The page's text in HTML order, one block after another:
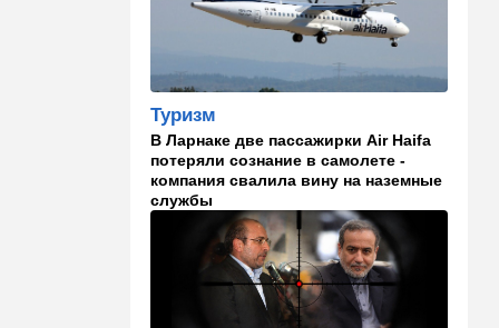
Мнения
Найдено некоторое решение
09:46 Новости Украины
605 дронов за ночь: в
Ярославле горит НПЗ,
пожары в Тверской и
Курской областях
В мире
Муравейник без самцов и
рабочих: ученые нашли
"общество одних королев"
Туризм
В Ларнаке две пассажирки Air Haifa
потеряли сознание в самолете -
компания свалила вину на наземные
службы